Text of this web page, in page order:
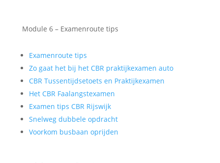
Module 6 – Examenroute tips
Examenroute tips
Zo gaat het bij het CBR praktijkexamen auto
CBR Tussentijdsetoets en Praktijkexamen
Het CBR Faalangstexamen
Examen tips CBR Rijswijk
Snelweg dubbele opdracht
Voorkom busbaan oprijden